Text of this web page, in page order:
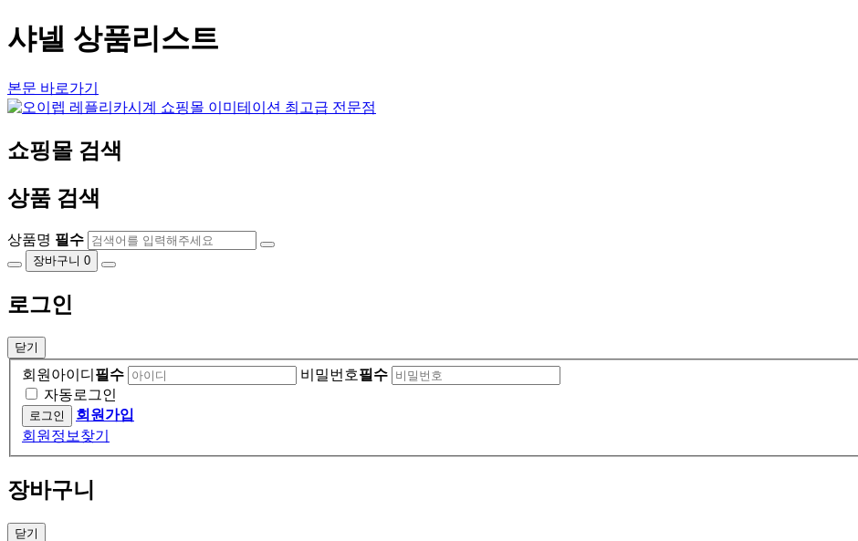
샤넬 상품리스트
본문 바로가기
쇼핑몰 검색
상품 검색
상품명 필수
장바구니 0
로그인
닫기
회원아이디 필수 비밀번호필수
자동로그인
회원가입
회원정보찾기
장바구니
닫기